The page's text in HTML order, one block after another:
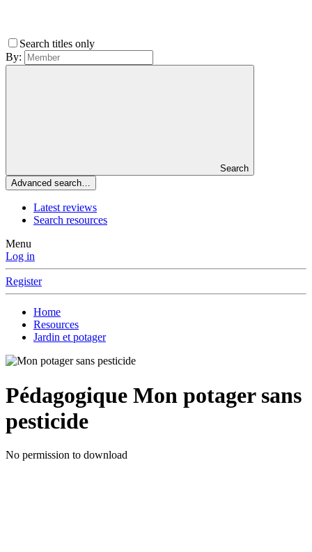
Search titles only
By:
Search
Advanced search…
Latest reviews
Search resources
Menu
Log in
Register
Home
Resources
Jardin et potager
Pédagogique Mon potager sans
pesticide
No permission to download